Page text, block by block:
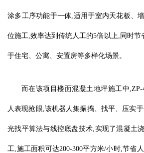
涂多工序功能于一体,适用于室内天花板、
位施工,效率达到传统人工的5倍以上,同时节
于住宅、公寓、安置房等多样化场景。
而在该项目楼面混凝土地坪施工中
人表现抢眼,该机器人集振捣、找平、压实
光找平算法与线控底盘技术,实现了混凝土
工,施工面积可达200-300平方米/小时,节省